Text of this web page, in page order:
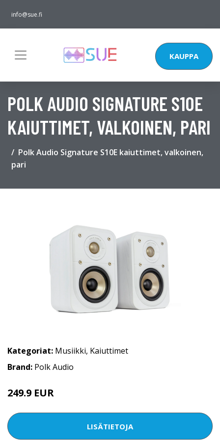
info@sue.fi
KAUPPA
POLK AUDIO SIGNATURE S10E
KAIUTTIMET, VALKOINEN, PARI
Polk Audio Signature S10E kaiuttimet, valkoinen,
pari
Kategoriat: Musiikki, Kaiuttimet
Brand: Polk Audio
249.9 EUR
LISÄTIETOJA